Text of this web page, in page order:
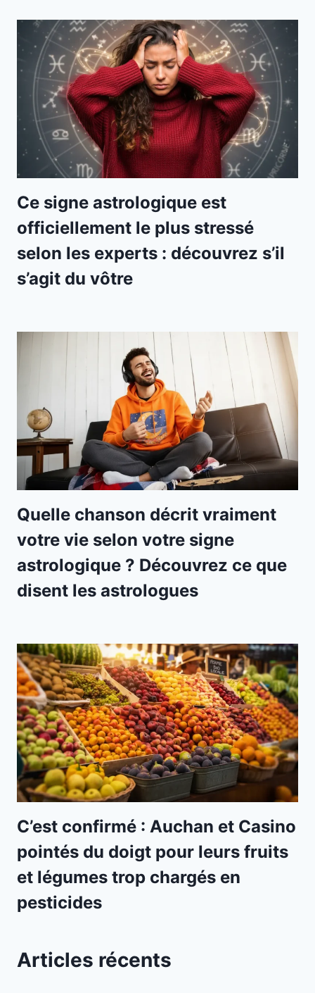
Ce signe astrologique est
officiellement le plus stressé
selon les experts : découvrez s’il
s’agit du vôtre
Quelle chanson décrit vraiment
votre vie selon votre signe
astrologique ? Découvrez ce que
disent les astrologues
C’est confirmé : Auchan et Casino
pointés du doigt pour leurs fruits
et légumes trop chargés en
pesticides
Articles récents